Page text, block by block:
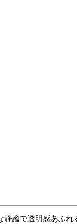
静謐で透明感あふ